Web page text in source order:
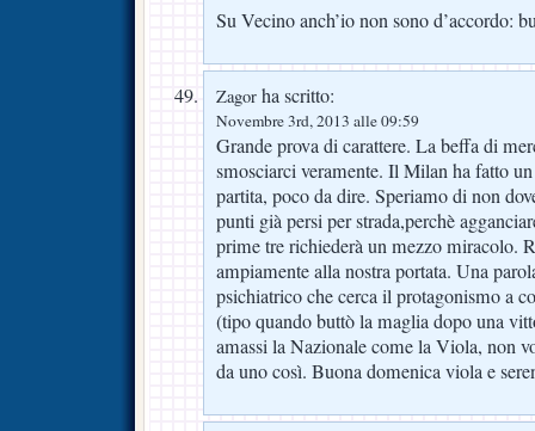
Su Vecino anch’io non sono d’accordo:
Zagor ha scritto:
Novembre 3rd, 2013 alle 09:59
Grande prova di carattere. La beffa di
smosciarci veramente. Il Milan ha fatto
partita, poco da dire. Speriamo di non
punti già persi per strada,perchè
prime tre richiederà un mezzo miracolo.
ampiamente alla nostra portata. Una
psichiatrico che cerca il protagonismo a
(tipo quando buttò la maglia dopo una
amassi la Nazionale come la Viola, non
da uno così. Buona domenica viola e